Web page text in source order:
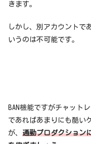
きます。
しかし、別アカウントで
いうのは不可能です。
BAN機能ですがチャット
であればあまりにも酷い
が、 通勤プロダクション